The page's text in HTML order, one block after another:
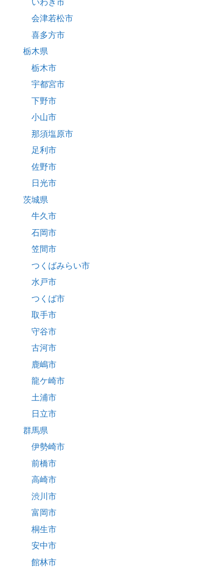
会津若松市
喜多方市
栃木県
栃木市
宇都宮市
下野市
小山市
那須塩原市
足利市
佐野市
日光市
茨城県
牛久市
石岡市
笠間市
つくばみらい市
水戸市
つくば市
取手市
守谷市
古河市
鹿嶋市
龍ケ崎市
土浦市
日立市
群馬県
伊勢崎市
前橋市
高崎市
渋川市
富岡市
桐生市
安中市
館林市